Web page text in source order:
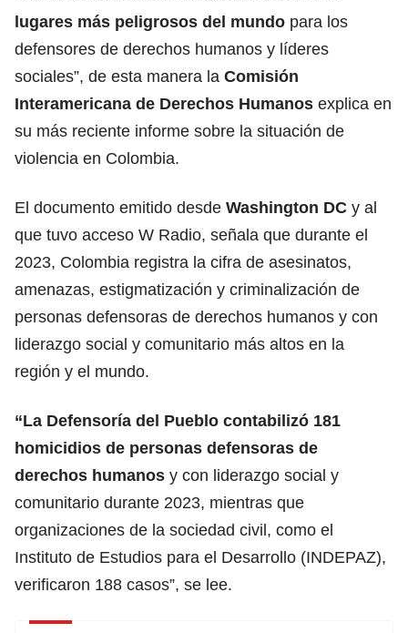
lugares más peligrosos del mundo para los
defensores de derechos humanos y líderes
sociales”, de esta manera la Comisión
Interamericana de Derechos Humanos explica en
su más reciente informe sobre la situación de
violencia en Colombia.
El documento emitido desde Washington DC y al
que tuvo acceso W Radio, señala que durante el
2023, Colombia registra la cifra de asesinatos,
amenazas, estigmatización y criminalización de
personas defensoras de derechos humanos y con
liderazgo social y comunitario más altos en la
región y el mundo.
“La Defensoría del Pueblo contabilizó 181
homicidios de personas defensoras de
derechos humanos y con liderazgo social y
comunitario durante 2023, mientras que
organizaciones de la sociedad civil, como el
Instituto de Estudios para el Desarrollo (INDEPAZ),
verificaron 188 casos”, se lee.